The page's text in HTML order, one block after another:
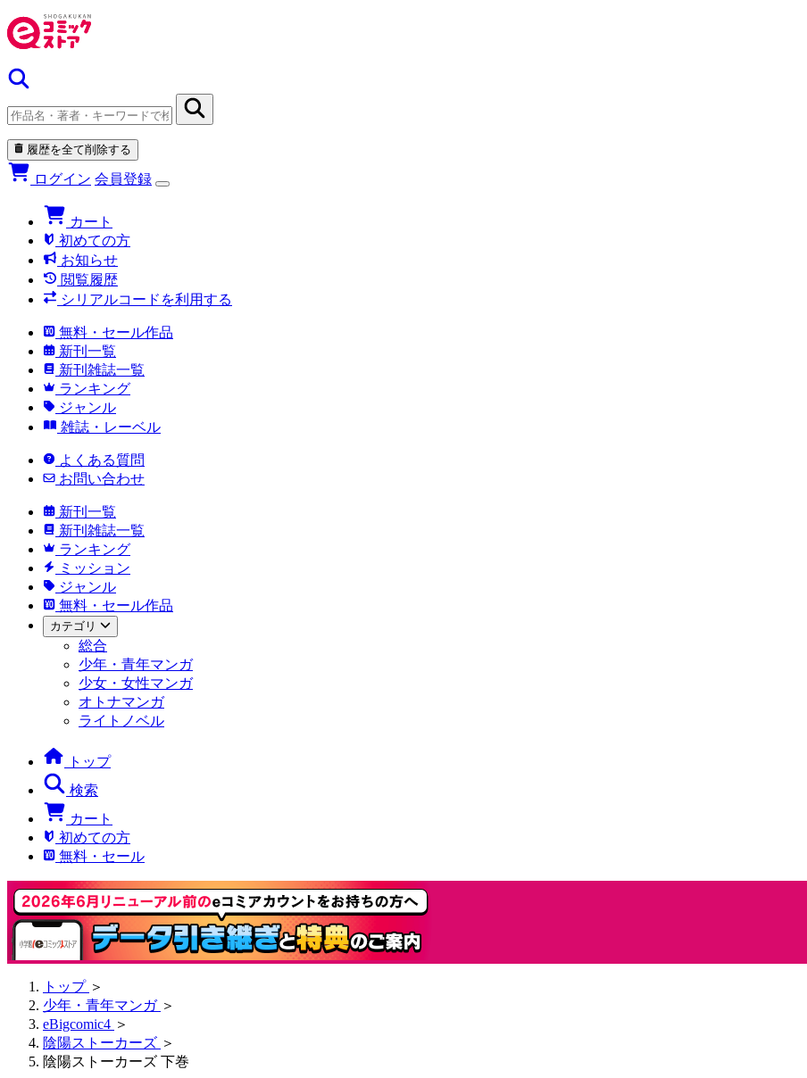
履歴を全て削除する
ログイン 会員登録
カート
初めての方
お知らせ
閲覧履歴
シリアルコードを利用する
無料・セール作品
新刊一覧
新刊雑誌一覧
ランキング
ジャンル
雑誌・レーベル
よくある質問
お問い合わせ
新刊一覧
新刊雑誌一覧
ランキング
ミッション
ジャンル
無料・セール作品
カテゴリ
総合
少年・青年マンガ
少女・女性マンガ
オトナマンガ
ライトノベル
トップ
検索
カート
初めての方
無料・セール
トップ ＞
少年・青年マンガ ＞
eBigcomic4 ＞
陰陽ストーカーズ ＞
陰陽ストーカーズ 下巻